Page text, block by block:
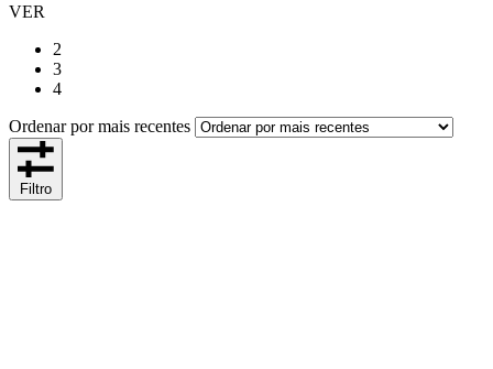
VER
2
3
4
Ordenar por mais recentes
Filtro